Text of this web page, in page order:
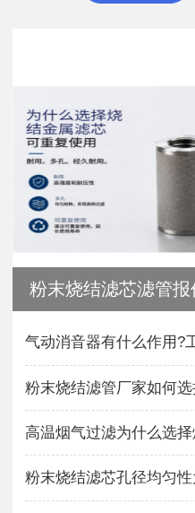
粉末烧结滤芯滤管
高温烟气过滤为什么选